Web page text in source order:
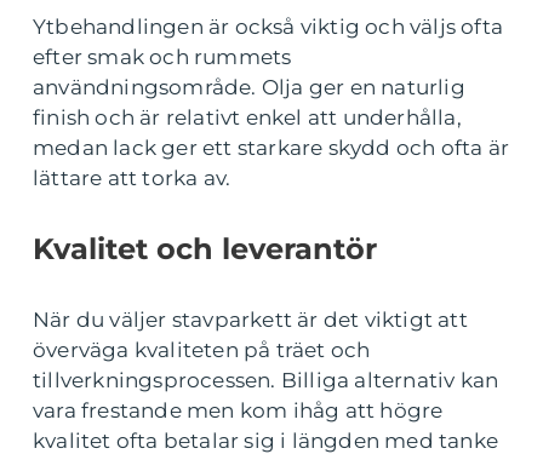
Ytbehandlingen är också viktig och väljs ofta
efter smak och rummets
användningsområde. Olja ger en naturlig
finish och är relativt enkel att underhålla,
medan lack ger ett starkare skydd och ofta är
lättare att torka av.
Kvalitet och leverantör
När du väljer stavparkett är det viktigt att
överväga kvaliteten på träet och
tillverkningsprocessen. Billiga alternativ kan
vara frestande men kom ihåg att högre
kvalitet ofta betalar sig i längden med tanke